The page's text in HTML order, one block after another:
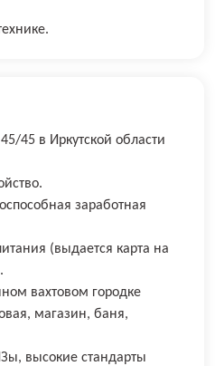
45 в Иркутской области
заработная
(выдается карта на
вахтовом городке
магазин, баня,
высокие стандарты